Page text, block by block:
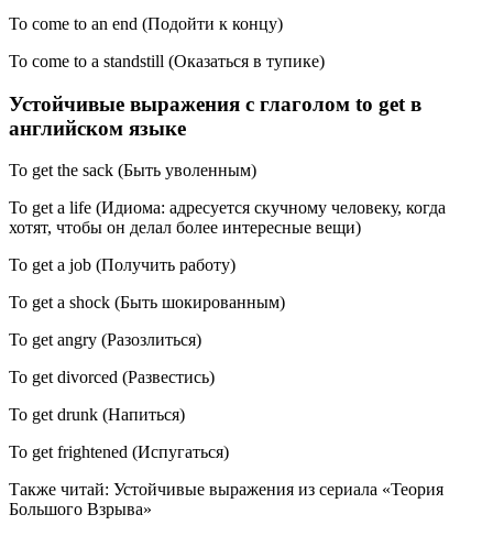
To come to an end (Подойти к концу)
To come to a standstill (Оказаться в тупике)
Устойчивые выражения с глаголом to get в
английском языке
To get the sack (Быть уволенным)
To get a life (Идиома: адресуется скучному человеку, когда
хотят, чтобы он делал более интересные вещи)
To get a job (Получить работу)
To get a shock (Быть шокированным)
To get angry (Разозлиться)
To get divorced (Развестись)
To get drunk (Напиться)
To get frightened (Испугаться)
Также читай: Устойчивые выражения из сериала «Теория
Большого Взрыва»